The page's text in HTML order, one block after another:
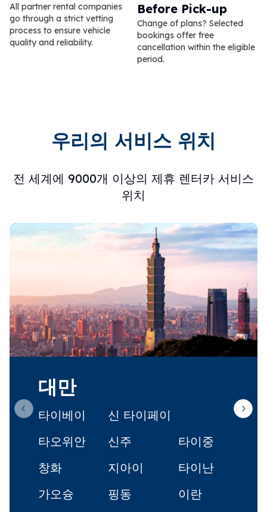
All partner rental companies
go through a strict vetting
process to ensure vehicle
quality and reliability.
Before Pick-up
Change of plans? Selected
bookings offer free
cancellation within the eligible
period.
우리의 서비스 위치
전 세계에 9000개 이상의 제휴 렌터카 서비스
위치
대만
타이베이
신 타이페이
타오위안
신주
타이중
창화
지아이
타이난
가오슝
핑동
이란
Previous slide Next